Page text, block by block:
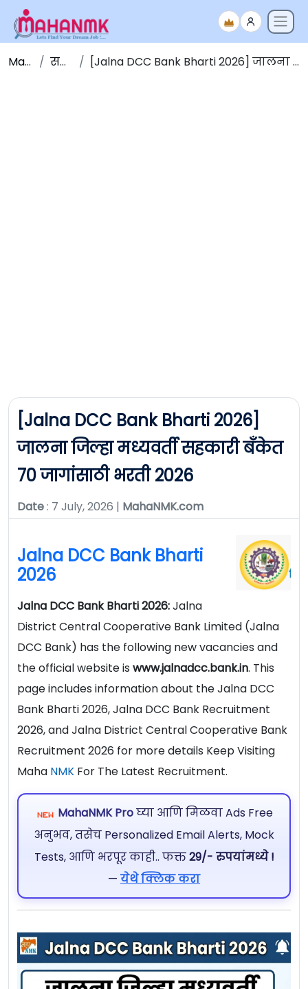
Maha NMK सर्व जाहिराती [Jalna DCC Bank Bharti 2026] जालना जिल्हा मध्यवर्ती सहकारी बँकेत 70 जागांसाठी भरती 2026
[Jalna DCC Bank Bharti 2026]
जालना जिल्हा मध्यवर्ती सहकारी बँकेत
70 जागांसाठी भरती 2026
Date: 7 July, 2026 | MahaNMK.com
Jalna DCC Bank Bharti
2026
Jalna DCC Bank Bharti 2026:Jalna
District Central Cooperative Bank Limited (Jalna
DCC Bank) has the following new vacancies and
the official website is www.jalnadcc.bank.in. This
page includes information about the Jalna DCC
Bank Bharti 2026, Jalna DCC Bank Recruitment
2026, and Jalna District Central Cooperative Bank
Recruitment 2026 for more details Keep Visiting
Maha NMK For The Latest Recruitment.
MahaNMK Proघ्या आणि मिळवा Ads Free
अनुभव, तसेच Personalized Email Alerts, Mock
Tests, आणि भरपूर काही.. फक्त29/- रुपयांमध्ये !
— येथे क्लिक करा